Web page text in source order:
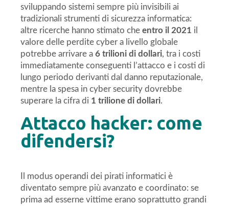
sviluppando sistemi sempre più invisibili ai
tradizionali strumenti di sicurezza informatica:
altre ricerche hanno stimato che entro il 2021 il
valore delle perdite cyber a livello globale
potrebbe arrivare a 6 trilioni di dollari, tra i costi
immediatamente conseguenti l’attacco e i costi di
lungo periodo derivanti dal danno reputazionale,
mentre la spesa in cyber security dovrebbe
superare la cifra di 1 trilione di dollari.
Attacco hacker: come
difendersi?
Il modus operandi dei pirati informatici è
diventato sempre più avanzato e coordinato: se
prima ad esserne vittime erano soprattutto grandi